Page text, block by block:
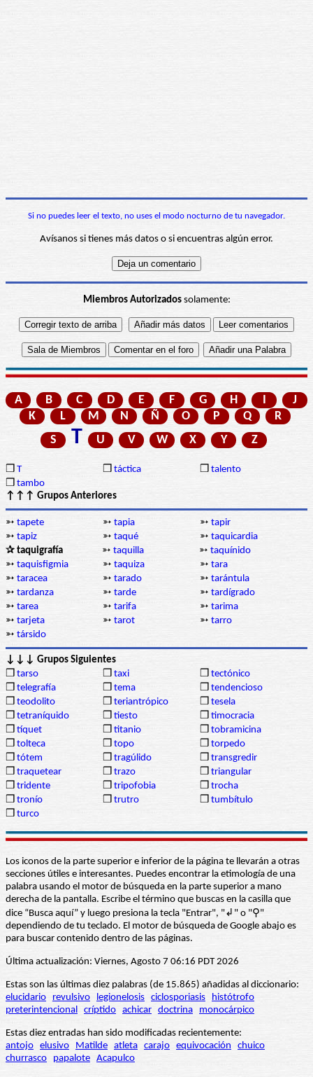
Si no puedes leer el texto, no uses el modo nocturno de tu navegador.
Avísanos si tienes más datos o si encuentras algún error.
Miembros Autorizadossolamente:
A B C D E F G H I
J
K
L M N Ñ O P Q
R
S
T U V W X Y Z
❒ T ❒ táctica ❒ talento
❒ tambo
↑↑↑ Grupos Anteriores
➳ tapete ➳ tapia ➳ tapir
➳ tapiz ➳ taqué ➳ taquicardia
✰ taquigrafía
➳ taquilla ➳ taquínido
➳ taquisfigmia ➳ taquiza ➳ tara
➳ taracea ➳ tarado ➳ tarántula
➳ tardanza ➳ tarde ➳ tardígrado
➳ tarea ➳ tarifa ➳ tarima
➳ tarjeta ➳ tarot ➳ tarro
➳ társido
↓↓↓ Grupos Siguientes
❒ tarso ❒ taxi ❒ tectónico
❒ telegrafía ❒ tema ❒ tendencioso
❒ teodolito ❒ teriantrópico ❒ tesela
❒ tetraníquido ❒ tiesto ❒ timocracia
❒ tíquet ❒ titanio ❒ tobramicina
❒ tolteca ❒ topo ❒ torpedo
❒ tótem ❒ tragúlido ❒ transgredir
❒ traquetear ❒ trazo ❒ triangular
❒ tridente ❒ tripofobia ❒ trocha
❒ tronío ❒ trutro ❒ tumbítulo
❒ turco
Los iconos de la parte superior e inferior de la página te llevarán a otras
secciones útiles e interesantes. Puedes encontrar la etimología de una
palabra usando el motor de búsqueda en la parte superior a mano
derecha de la pantalla. Escribe el término que buscas en la casilla que
dice “Busca aquí” y luego presiona la tecla "Entrar", "↲" o "⚲"
dependiendo de tu teclado. El motor de búsqueda de Google abajo es
para buscar contenido dentro de las páginas.
Última actualización: Viernes, Agosto 7 06:16 PDT 2026
Estas son las últimas diez palabras (de 15.865) añadidas al diccionario:
elucidario
revulsivo legionelosis ciclosporiasis
histótrofo
preterintencional críptido achicar doctrina monocárpico
Estas diez entradas han sido modificadas recientemente:
antojo elusivo Matilde atleta carajo equivocación
chuico
churrasco
papalote Acapulco